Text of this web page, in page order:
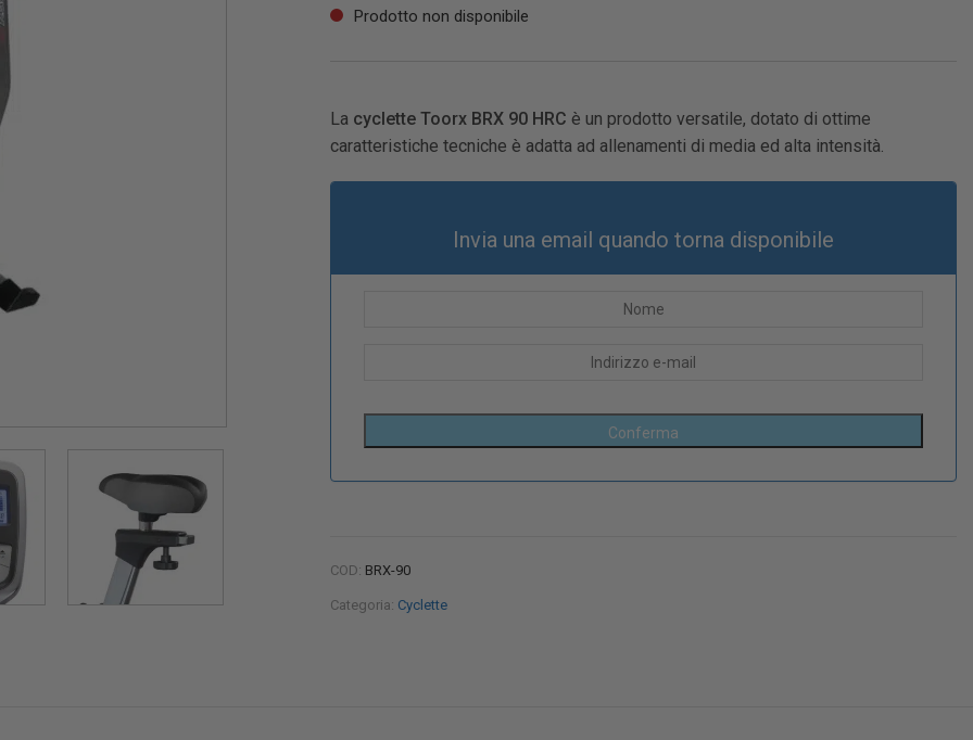
Prodotto non disponibile
La cyclette Toorx BRX 90 HRC è un prodotto versatile, dotato di ottime
caratteristiche tecniche è adatta ad allenamenti di media ed alta intensità.
Invia una email quando torna disponibile
COD: BRX-90
Categoria: Cyclette